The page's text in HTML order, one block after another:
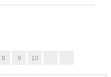
8 9 10